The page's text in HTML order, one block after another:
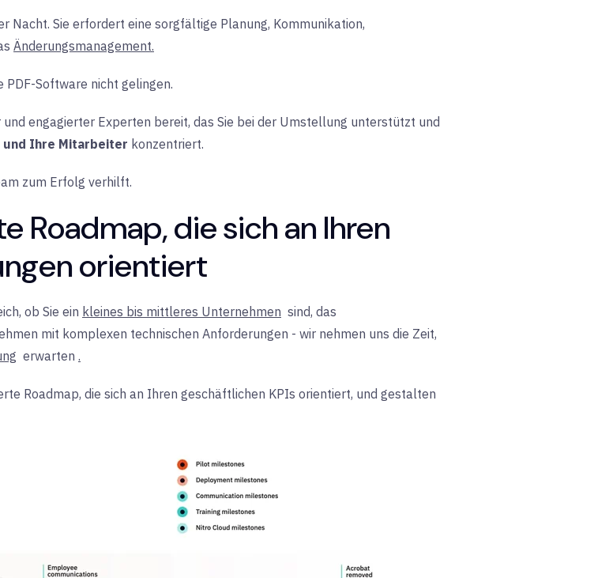
Nacht. Sie erfordert eine sorgfältige Planung, Kommunikation,
Änderungsmanagement.
Software nicht gelingen.
engagierter Experten bereit, das Sie bei der Umstellung unterstützt und
Ihre Mitarbeiter konzentriert.
zum Erfolg verhilft.
Roadmap, die sich an Ihren
orientiert
ob Sie ein kleines bis mittleres Unternehmen sind, das
mit komplexen technischen Anforderungen - wir nehmen uns die Zeit,
erwarten .
Roadmap, die sich an Ihren geschäftlichen KPIs orientiert, und gestalten